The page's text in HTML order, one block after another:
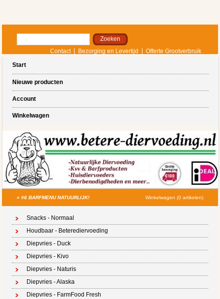
Contact Bezorging en Levertijd
Offerte Grootverbruik
Start
Nieuwe producten
Account
Winkelwagen
»#6 BARFMENU NATUURLIJK! Winkelwagen (0 artikelen)
Snacks - Normaal
Houdbaar - Beterediervoeding
Diepvries - Duck
Diepvries - Kivo
Diepvries - Naturis
Diepvries - Alaska
Diepvries - FarmFood Fresh